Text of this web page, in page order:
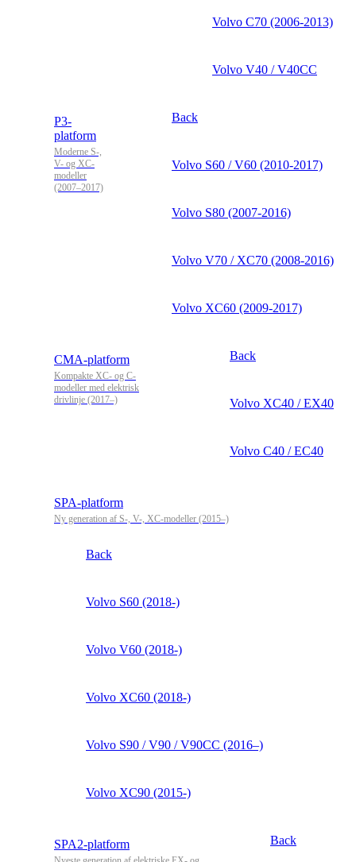
Volvo C70 (2006-2013)
Volvo V40 / V40CC
P3-
platform
Moderne S-,
V- og XC-
modeller
(2007–2017)
Back
Volvo S60 / V60 (2010-2017)
Volvo S80 (2007-2016)
Volvo V70 / XC70 (2008-2016)
Volvo XC60 (2009-2017)
CMA-platform
Kompakte XC- og C-
modeller med elektrisk
drivlinje (2017–)
Back
Volvo XC40 / EX40
Volvo C40 / EC40
SPA-platform
Ny generation af S-, V-, XC-modeller (2015–)
Back
Volvo S60 (2018-)
Volvo V60 (2018-)
Volvo XC60 (2018-)
Volvo S90 / V90 / V90CC (2016–)
Volvo XC90 (2015-)
SPA2-platform Back